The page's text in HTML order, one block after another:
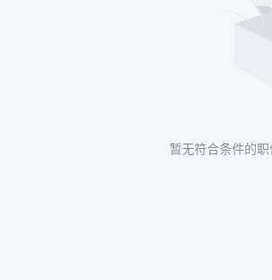
暂无符合条件的